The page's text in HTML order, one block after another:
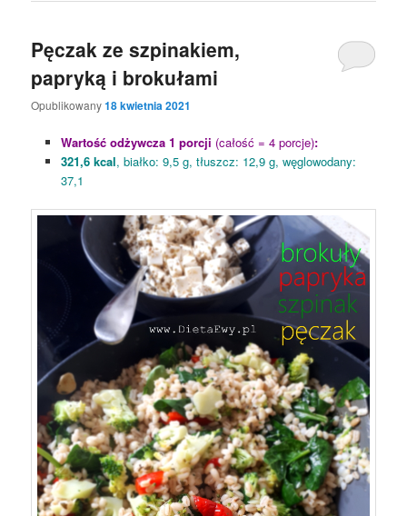
Pęczak ze szpinakiem,
papryką i brokułami
Opublikowany18 kwietnia 2021
Wartość odżywcza 1 porcji (całość = 4 porcje):
321,6 kcal, białko: 9,5 g, tłuszcz: 12,9 g, węglowodany:
37,1